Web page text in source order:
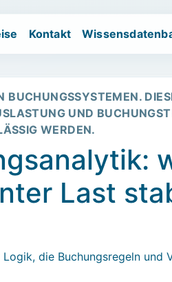
für Workshops und
Kontakt
UND
WERDEN.
Last
die Buchungsregeln und